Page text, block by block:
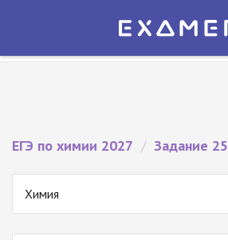
Экзамер — ЕГЭ 2027
ЕГЭ по химии 2027 / Задание 25
Химия